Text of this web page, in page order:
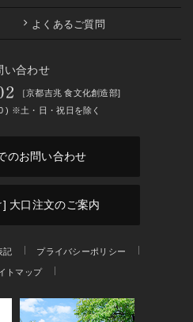
よくあるご質問
い合わせ
［京都吉兆 食文化創造部]
) ※土・日・祝日を除く
のお問い合わせ
大口注文のご案内
記 プライバシーポリシー
トマップ